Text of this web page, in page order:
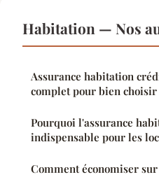
Habitation — Nos
Assurance habitation
complet pour bien
Pourquoi l'assurance
indispensable pour les
Comment économiser